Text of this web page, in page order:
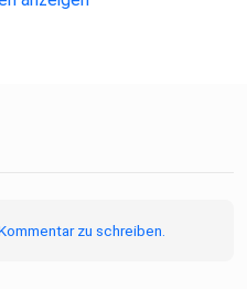
zu schreiben.